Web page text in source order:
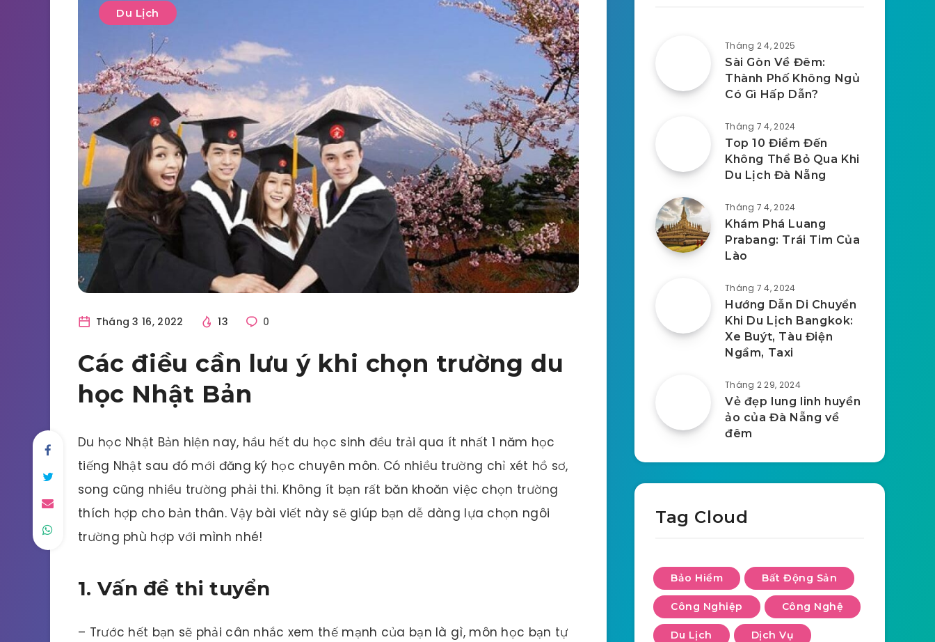
Du Lịch
Tháng 3 16, 2022 13 0
Các điều cần lưu ý khi chọn trường du
học Nhật Bản
Du học Nhật Bản hiện nay, hầu hết du học sinh đều trải qua ít nhất 1 năm học
tiếng Nhật sau đó mới đăng ký học chuyên môn. Có nhiều trường chỉ xét hồ sơ,
song cũng nhiều trường phải thi. Không ít bạn rất băn khoăn việc chọn trường
thích hợp cho bản thân. Vậy bài viết này sẽ giúp bạn dễ dàng lựa chọn ngôi
trường phù hợp với mình nhé!
1. Vấn đề thi tuyển
– Trước hết bạn sẽ phải cân nhắc xem thế mạnh của bạn là gì, môn học bạn tự
Tháng 2 4, 2025
Sài Gòn Về Đêm:
Thành Phố Không Ngủ
Có Gì Hấp Dẫn?
Tháng 7 4, 2024
Top 10 Điểm Đến
Không Thể Bỏ Qua Khi
Du Lịch Đà Nẵng
Tháng 7 4, 2024
Khám Phá Luang
Prabang: Trái Tim Của
Lào
Tháng 7 4, 2024
Hướng Dẫn Di Chuyển
Khi Du Lịch Bangkok:
Xe Buýt, Tàu Điện
Ngầm, Taxi
Tháng 2 29, 2024
Vẻ đẹp lung linh huyền
ảo của Đà Nẵng về
đêm
Tag Cloud
Bảo Hiểm Bất Động Sản
Công Nghiệp Công Nghệ
Du Lịch Dịch Vụ